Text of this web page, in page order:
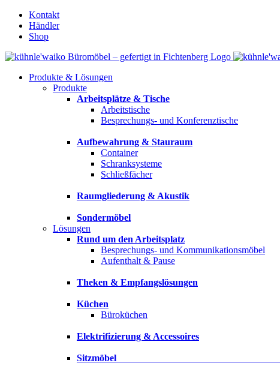
Zum
Inhalt
springen
Kontakt
Händler
Shop
Produkte & Lösungen
Produkte
Arbeitsplätze & Tische
Arbeitstische
Besprechungs- und Konferenztische
Aufbewahrung & Stauraum
Container
Schranksysteme
Schließfächer
Raumgliederung & Akustik
Sondermöbel
Lösungen
Rund um den Arbeitsplatz
Besprechungs- und Kommunikationsmöbel
Aufenthalt & Pause
Theken & Empfangslösungen
Küchen
Büroküchen
Elektrifizierung & Accessoires
Sitzmöbel